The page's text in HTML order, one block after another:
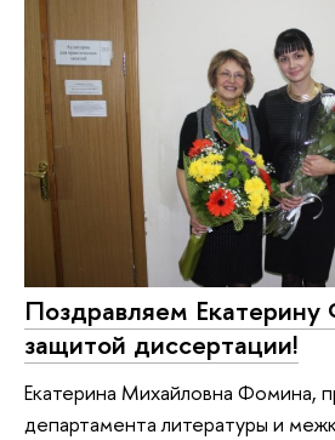
Поздравляем
защитой диссертации!
Екатерина Михайловна Фомина,
департамента литературы и